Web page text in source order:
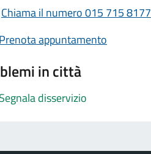
Chiama il numero 015 715 8177
Prenota appuntamento
in città
Segnala disservizio